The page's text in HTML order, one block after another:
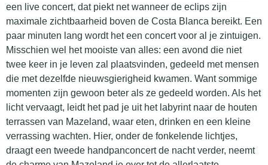
een live concert, dat piekt net wanneer de eclips zijn
maximale zichtbaarheid boven de Costa Blanca bereikt. Een
paar minuten lang wordt het een concert voor al je zintuigen.
Misschien wel het mooiste van alles: een avond die niet
twee keer in je leven zal plaatsvinden, gedeeld met mensen
die met dezelfde nieuwsgierigheid kwamen. Want sommige
momenten zijn gewoon beter als ze gedeeld worden. Als het
licht vervaagt, leidt het pad je uit het labyrint naar de houten
terrassen van Mazeland, waar eten, drinken en een kleine
verrassing wachten. Hier, onder de fonkelende lichtjes,
draagt een tweede handpanconcert de nacht verder, neemt